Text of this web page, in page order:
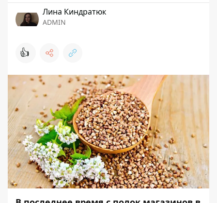
Лина Киндратюк
ADMIN
👍